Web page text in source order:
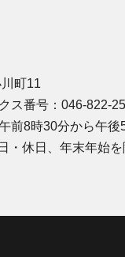
町11
ス番号：046-822-
前8時30分から午後
・休日、年末年始を